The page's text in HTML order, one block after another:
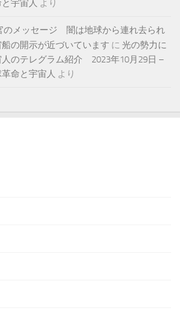
宇宙人 より
のメッセージ 闇は地球から連れ去られ
の開示が近づいています に 光の勢力に
人のテレグラム紹介 2023年10月29日 –
命と宇宙人 より